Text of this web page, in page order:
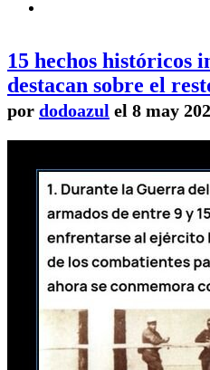
15 hechos históricos
destacan sobre el
por dodoazul el 8 may